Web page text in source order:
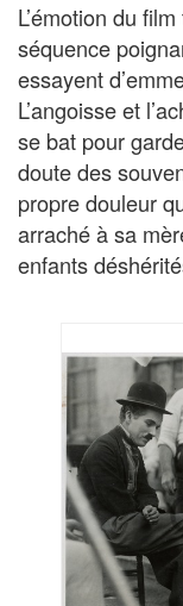
L’émotion du
séquence
essayent
L’angoisse et
se bat pour
doute des
propre douleur
arraché à sa
enfants